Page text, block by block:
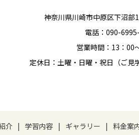
神奈川県川崎市中原区下沼部
電話：090-
営業時間：13：00
定休日：土曜・日曜・祝日（ご見
介 学習内容 ギャラリー 料金案